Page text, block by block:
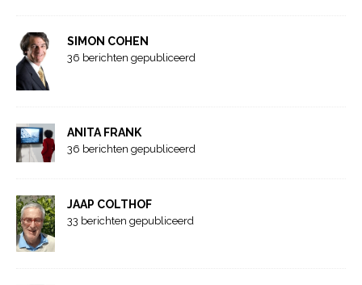
SIMON COHEN
36 berichten gepubliceerd
ANITA FRANK
36 berichten gepubliceerd
JAAP COLTHOF
33 berichten gepubliceerd